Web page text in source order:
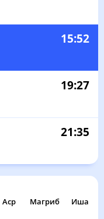
15:52
19:27
21:35
Аср Магриб Иша